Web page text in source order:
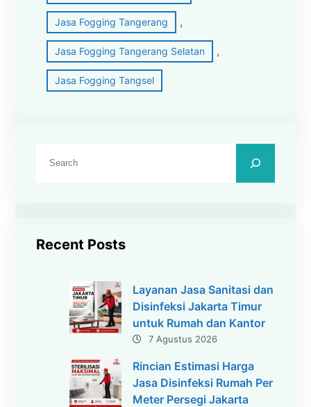
Jasa Fogging Tangerang ,
Jasa Fogging Tangerang Selatan ,
Jasa Fogging Tangsel
Recent Posts
Layanan Jasa Sanitasi dan
Disinfeksi Jakarta Timur
untuk Rumah dan Kantor
7 Agustus 2026
Rincian Estimasi Harga
Jasa Disinfeksi Rumah Per
Meter Persegi Jakarta